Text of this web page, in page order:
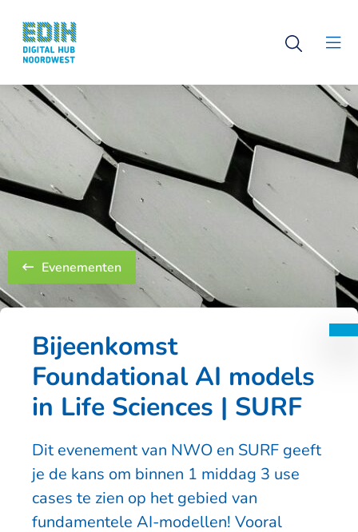
Logo
Digital
Hub
Noordwest
Open
Evenementen
Bijeenkomst
Foundational AI models
in Life Sciences | SURF
Dit evenement van NWO en SURF geeft
je de kans om binnen 1 middag 3 use
cases te zien op het gebied van
fundamentele AI-modellen! Vooral